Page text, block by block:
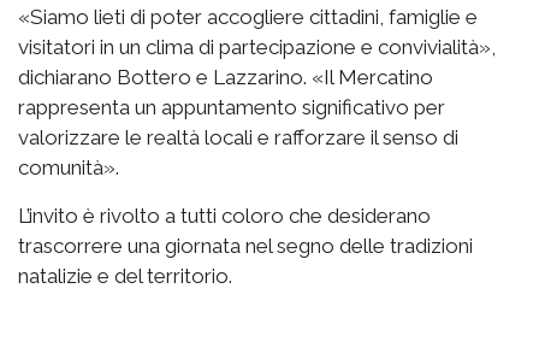
«Siamo lieti di poter accogliere cittadini, famiglie e
visitatori in un clima di partecipazione e convivialità»,
dichiarano Bottero e Lazzarino. «Il Mercatino
rappresenta un appuntamento significativo per
valorizzare le realtà locali e rafforzare il senso di
comunità».
L’invito è rivolto a tutti coloro che desiderano
trascorrere una giornata nel segno delle tradizioni
natalizie e del territorio.